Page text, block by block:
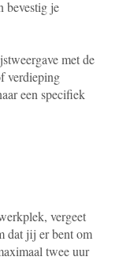
bevestig je
met de
verdieping
een specifiek
vergeet
dat jij er bent om
twee uur